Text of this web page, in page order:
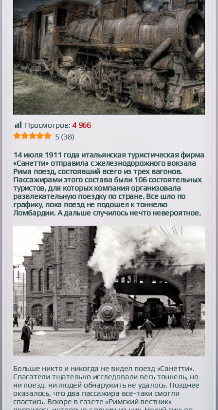
Просмотров: 4 966
5 (38)
14 июля 1911 года итальянская туристическая фирма
«Санетти» отправила с железнодорожного вокзала
Рима поезд, состоявший всего из трех вагонов.
Пассажирами этого состава были 106 состоятельных
туристов, для которых компания организовала
развлекательную поездку по стране. Все шло по
графику, пока поезд не подошел к тоннелю
Ломбардии. А дальше случилось нечто невероятное.
Больше никто и никогда не видел поезд «Санетти».
Спасатели тщательно исследовали весь тоннель, но
ни поезд, ни людей обнаружить не удалось. Позднее
оказалось, что два пассажира все-таки смогли
спастись. Вскоре в газете «Римский вестник»